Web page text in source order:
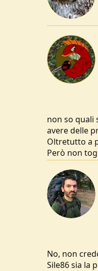
non so quali
avere delle
Oltretutto a
Però non
No, non
Sile86 sia la